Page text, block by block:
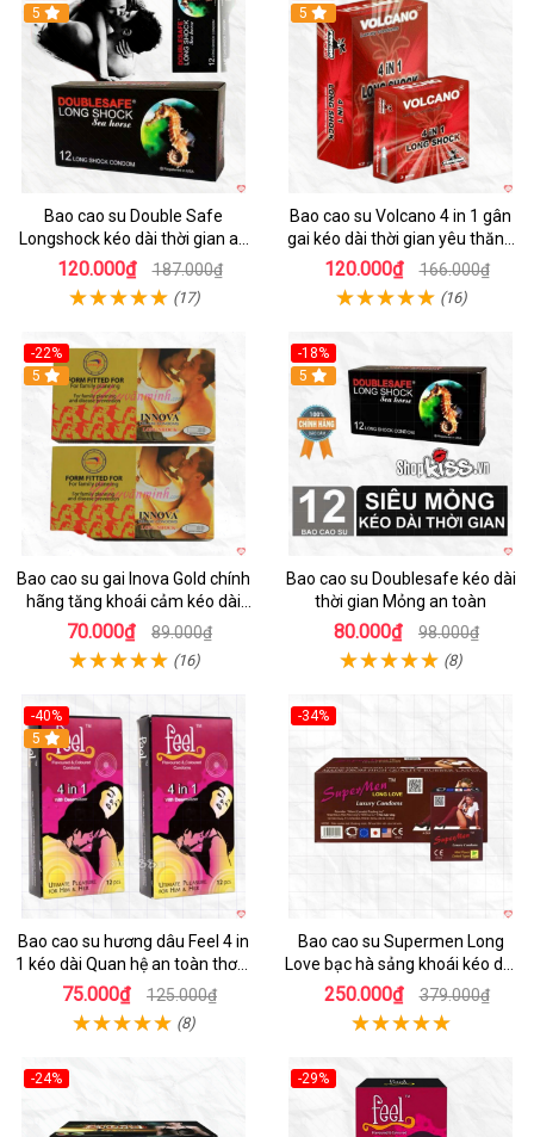
5
Bao cao su Double Safe
Longshock kéo dài thời gian an
toàn uy tín
120.000₫ 187.000₫
(17)
5
Bao cao su Volcano 4 in 1 gân
gai kéo dài thời gian yêu thăng
hoa
120.000₫ 166.000₫
(16)
-22%
5
Bao cao su gai Inova Gold chính
hãng tăng khoái cảm kéo dài
cuộc yêu
70.000₫ 89.000₫
(16)
-18%
Hot
5
Bao cao su Doublesafe kéo dài
thời gian Mỏng an toàn
80.000₫ 98.000₫
(8)
-40%
Hot
5
Bao cao su hương dâu Feel 4 in
1 kéo dài Quan hệ an toàn thơm
mát
75.000₫ 125.000₫
(8)
-34%
Bao cao su Supermen Long
Love bạc hà sảng khoái kéo dài
cuộc yêu mãi
250.000₫ 379.000₫
-24%
-29%